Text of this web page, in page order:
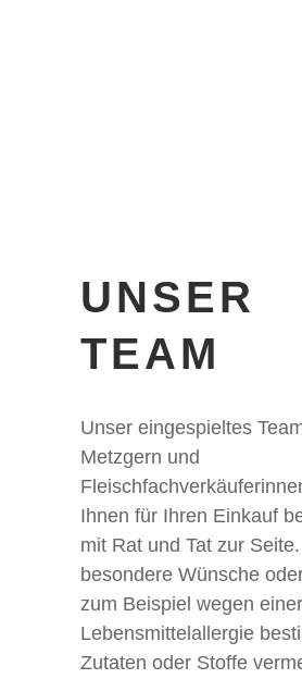
UNSER
TEAM
Unser eingespieltes
Metzgern und
Ihnen für Ihren Einkauf
mit Rat und Tat zur
besondere Wünsche
zum Beispiel wegen einer
Lebensmittelallergie
Zutaten oder Stoffe